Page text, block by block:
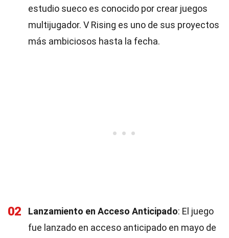
estudio sueco es conocido por crear juegos
multijugador. V Rising es uno de sus proyectos
más ambiciosos hasta la fecha.
02 Lanzamiento en Acceso Anticipado: El juego
fue lanzado en acceso anticipado en mayo de